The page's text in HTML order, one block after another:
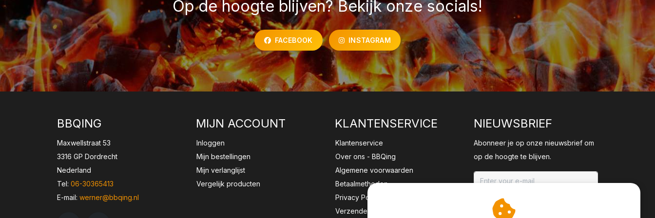
Op de hoogte blijven? Bekijk onze socials!
FACEBOOK INSTAGRAM
BBQING
Maxwellstraat 53
3316 GP Dordrecht
Nederland
Tel: 06-30365413
E-mail: werner@bbqing.nl
MIJN ACCOUNT
Inloggen
Mijn bestellingen
Mijn verlanglijst
Vergelijk producten
KLANTENSERVICE
Klantenservice
Over ons - BBQing
Algemene voorwaarden
Betaalmethoden
Privacy Policy
Verzenden & retourneren
NIEUWSBRIEF
Abonneer je op onze nieuwsbrief om
op de hoogte te blijven.
ABONNEER